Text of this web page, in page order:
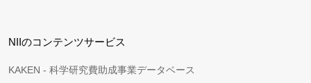
NIIのコンテンツサービス
KAKEN - 科学研究費助成事業データベース